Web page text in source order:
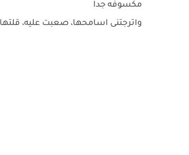
مكسوفه جدا
واترجتنى اسامحها، صعبت عليه،